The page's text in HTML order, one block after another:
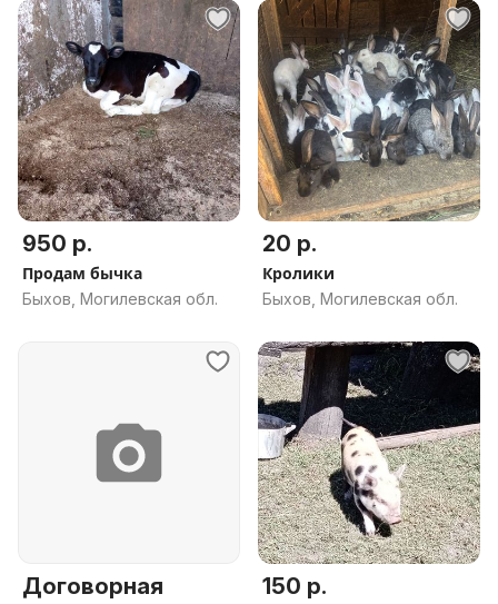
950 р.
Продам бычка
Быхов, Могилевская обл.
20 р.
Кролики
Быхов, Могилевская обл.
Договорная 150 р.